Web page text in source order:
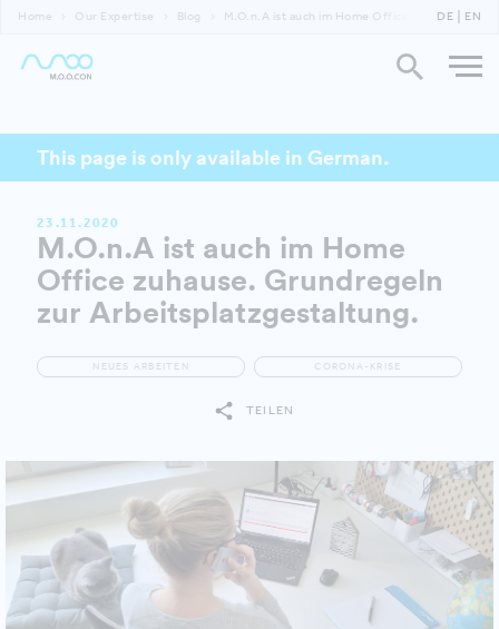
Home Our Expertise Blog M.O.n.A ist auch im Home Office zuhause.
DE EN
This page is only available in German.
23.11.2020
M.O.n.A ist auch im Home
Office zuhause. Grundregeln
zur Arbeitsplatzgestaltung.
NEUES ARBEITEN CORONA-KRISE
TEILEN